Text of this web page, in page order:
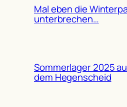
Mal eben die
unterbrechen…
Sommerlager 2025
dem Hegenscheid